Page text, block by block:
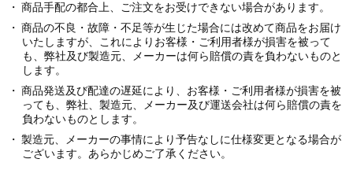
商品手配の都合上、ご注文をお受けできない場合があります。
商品の不良・故障・不足等が生じた場合には改めて商品をお届け
いたしますが、これによりお客様・ご利用者様が損害を被って
も、弊社及び製造元、メーカーは何ら賠償の責を負わないものと
します。
商品発送及び配達の遅延により、お客様・ご利用者様が損害を被
っても、弊社、製造元、メーカー及び運送会社は何ら賠償の責を
負わないものとします。
製造元、メーカーの事情により予告なしに仕様変更となる場合が
ございます。あらかじめご了承ください。